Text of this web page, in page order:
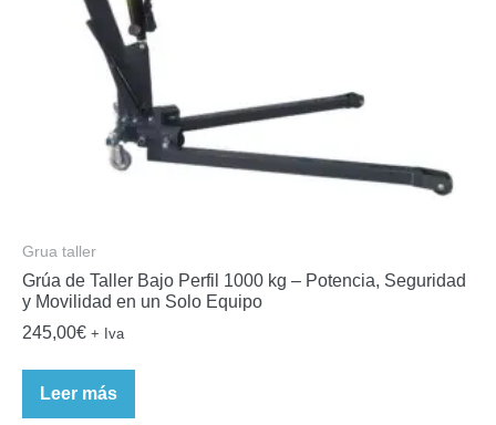
Grua taller
Grúa de Taller Bajo Perfil 1000 kg – Potencia, Seguridad
y Movilidad en un Solo Equipo
245,00€ + Iva
Leer más